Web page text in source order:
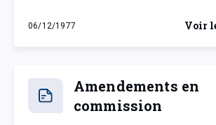
06/12/1977
mardi 6 décembre 1977
Voir
Amendements en
commission